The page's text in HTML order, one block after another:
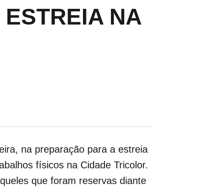
NA
na preparação para a estreia
físicos na Cidade Tricolor.
que foram reservas diante